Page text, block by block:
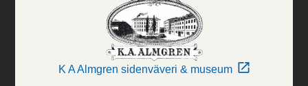
K A Almgren sidenväveri & museum